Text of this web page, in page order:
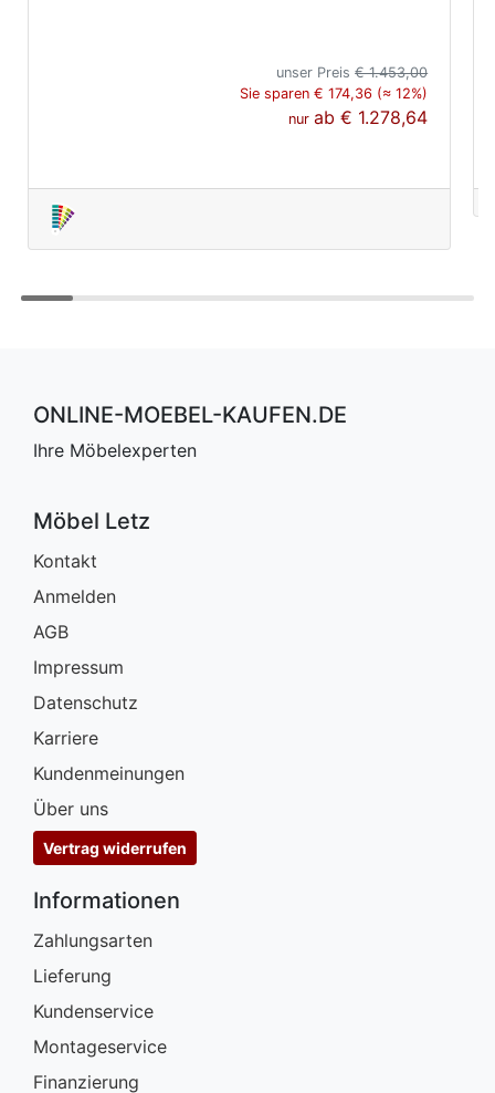
unser Preis€ 1.453,00
Sie sparen € 174,36 (≈ 12%)
nurab€ 1.278,64
ONLINE-MOEBEL-KAUFEN.DE
Ihre Möbelexperten
Möbel Letz
Kontakt
Anmelden
AGB
Impressum
Datenschutz
Karriere
Kundenmeinungen
Über uns
Vertrag widerrufen
Informationen
Zahlungsarten
Lieferung
Kundenservice
Montageservice
Finanzierung